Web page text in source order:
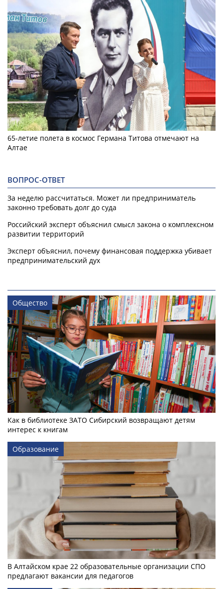
65-летие полета в космос Германа Титова отмечают на
Алтае
ВОПРОС-ОТВЕТ
За неделю рассчитаться. Может ли предприниматель
законно требовать долг до суда
Российский эксперт объяснил смысл закона о комплексном
развитии территорий
Эксперт объяснил, почему финансовая поддержка убивает
предпринимательский дух
Общество
Как в библиотеке ЗАТО Сибирский возвращают детям
интерес к книгам
Образование
В Алтайском крае 22 образовательные организации СПО
предлагают вакансии для педагогов